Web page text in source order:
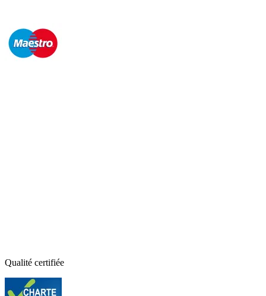
Qualité certifiée